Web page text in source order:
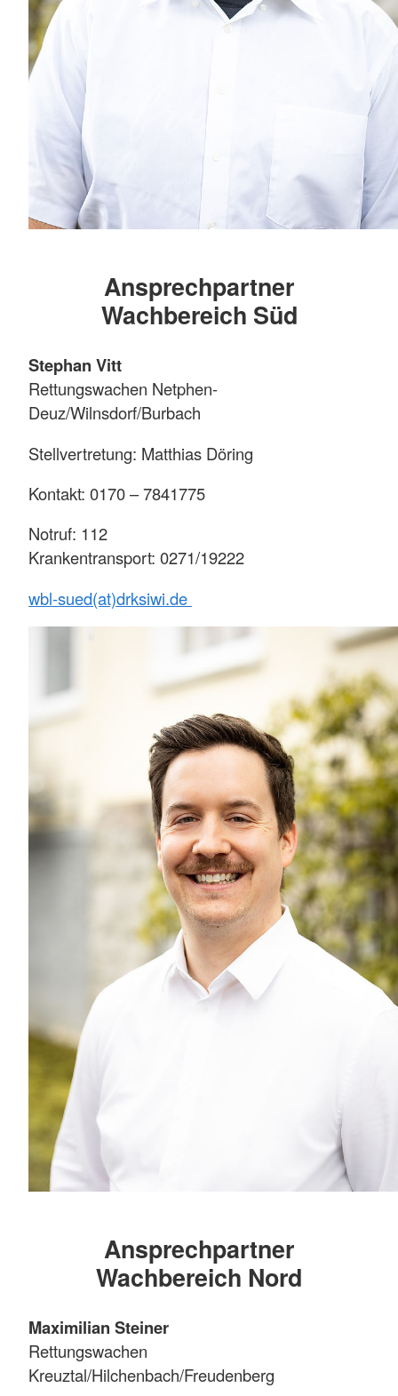
Ansprechpartner
Wachbereich Süd
Stephan Vitt
Rettungswachen Netphen-
Deuz/Wilnsdorf/Burbach
Stellvertretung: Matthias Döring
Kontakt: 0170 – 7841775
Notruf: 112
Krankentransport: 0271/19222
wbl-sued(at)drksiwi.de
Ansprechpartner
Wachbereich Nord
Maximilian Steiner
Rettungswachen
Kreuztal/Hilchenbach/Freudenberg